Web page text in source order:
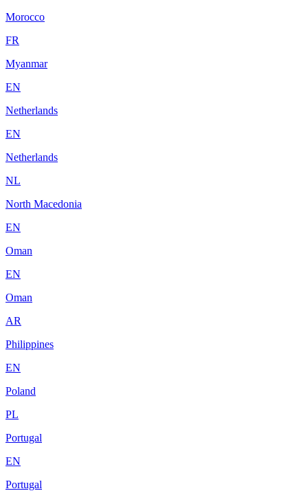
Morocco
FR
Myanmar
EN
Netherlands
EN
Netherlands
NL
North Macedonia
EN
Oman
EN
Oman
AR
Philippines
EN
Poland
PL
Portugal
EN
Portugal